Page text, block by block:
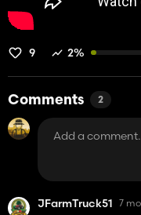
9 2%
Comments 2
JFarmTruck51 7